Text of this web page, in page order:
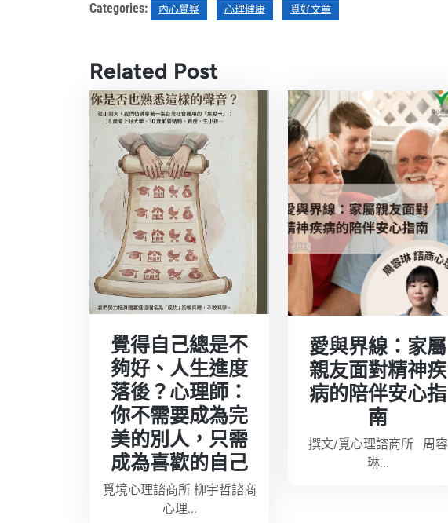
Categories: 內心覺察 心理健康 覓好文章
Related Post
覺得自己總是不
夠好、人生進度
落後？心理師：
你不需要成為完
美的別人，只需
成為喜歡的自己
覓境心理諮商所 柳宇哲諮商
心理...
愛與界線：家屬
親友面對精神疾
病的陪伴安心指
南
撰文/覓心理諮商所 周容
琳...